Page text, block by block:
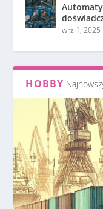
wrz 1, 2025
HOBBY